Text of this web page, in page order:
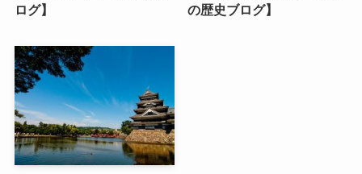
ログ】
の歴史ブログ】